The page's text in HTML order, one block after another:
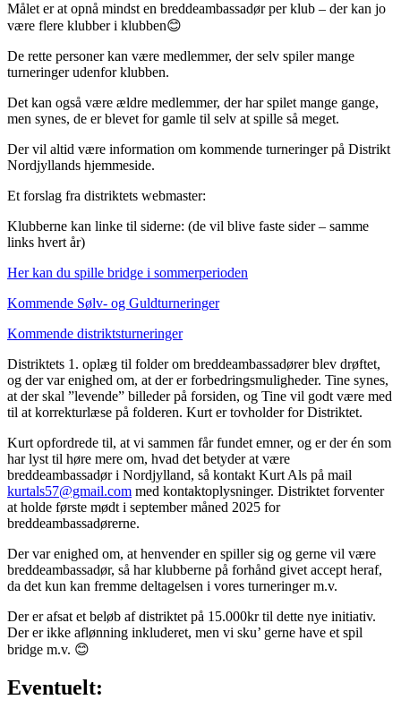
Målet er at opnå mindst en breddeambassadør per klub – der kan jo
være flere klubber i klubben😊
De rette personer kan være medlemmer, der selv spiler mange
turneringer udenfor klubben.
Det kan også være ældre medlemmer, der har spilet mange gange,
men synes, de er blevet for gamle til selv at spille så meget.
Der vil altid være information om kommende turneringer på Distrikt
Nordjyllands hjemmeside.
Et forslag fra distriktets webmaster:
Klubberne kan linke til siderne: (de vil blive faste sider – samme
links hvert år)
Her kan du spille bridge i sommerperioden
Kommende Sølv- og Guldturneringer
Kommende distriktsturneringer
Distriktets 1. oplæg til folder om breddeambassadører blev drøftet,
og der var enighed om, at der er forbedringsmuligheder. Tine synes,
at der skal ”levende” billeder på forsiden, og Tine vil godt være med
til at korrekturlæse på folderen. Kurt er tovholder for Distriktet.
Kurt opfordrede til, at vi sammen får fundet emner, og er der én som
har lyst til høre mere om, hvad det betyder at være
breddeambassadør i Nordjylland, så kontakt Kurt Als på mail
kurtals57@gmail.com med kontaktoplysninger. Distriktet forventer
at holde første mødt i september måned 2025 for
breddeambassadørerne.
Der var enighed om, at henvender en spiller sig og gerne vil være
breddeambassadør, så har klubberne på forhånd givet accept heraf,
da det kun kan fremme deltagelsen i vores turneringer m.v.
Der er afsat et beløb af distriktet på 15.000kr til dette nye initiativ.
Der er ikke aflønning inkluderet, men vi sku’ gerne have et spil
bridge m.v. 😊
Eventuelt: